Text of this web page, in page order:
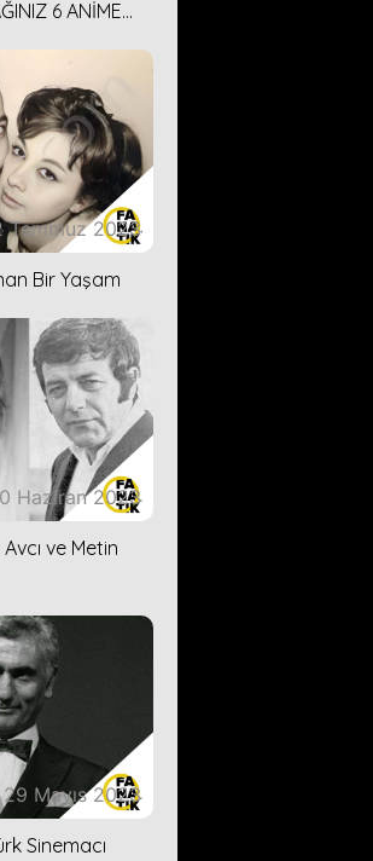
6 ANİME
Temmuz 2023
Bir Yaşam
Haziran 2023
ve Metin
29 Mayıs 2023
Sinemacı